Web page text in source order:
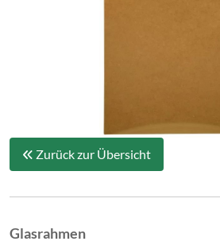
Zurück zur Übersicht
Glasrahmen